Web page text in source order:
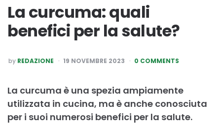
La curcuma: quali
benefici per la salute?
POSTED
BY
by REDAZIONE 19 NOVEMBRE 2023 0 COMMENTS
La curcuma è una spezia ampiamente
utilizzata in cucina, ma è anche conosciuta
per i suoi numerosi benefici per la salute.